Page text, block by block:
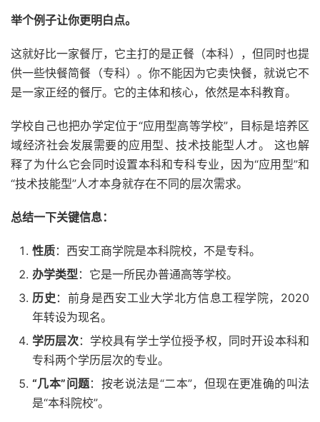
举个例子让你更明白点。
这就好比一家餐厅，它主打的是正餐（本科），但同时也提
供一些快餐简餐（专科）。你不能因为它卖快餐，就说它不
是一家正经的餐厅。它的主体和核心，依然是本科教育。
学校自己也把办学定位于“应用型高等学校”，目标是培养区
域经济社会发展需要的应用型、技术技能型人才。 这也解
释了为什么它会同时设置本科和专科专业，因为“应用型”和
“技术技能型”人才本身就存在不同的层次需求。
总结一下关键信息：
性质：西安工商学院是本科院校，不是专科。
办学类型：它是一所民办普通高等学校。
历史 ：前身是西安工业大学北方信息工程学院，2020
年转设为现名。
学历层次：学校具有学士学位授予权，同时开设本科和
专科两个学历层次的专业。
“几本”问题：按老说法是“二本”，但现在更准确的叫法
是“本科院校”。